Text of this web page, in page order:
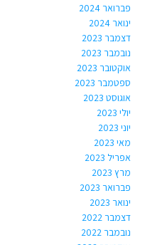
פברואר 2024
ינואר 2024
דצמבר 2023
נובמבר 2023
אוקטובר 2023
ספטמבר 2023
אוגוסט 2023
יולי 2023
יוני 2023
מאי 2023
אפריל 2023
מרץ 2023
פברואר 2023
ינואר 2023
דצמבר 2022
נובמבר 2022